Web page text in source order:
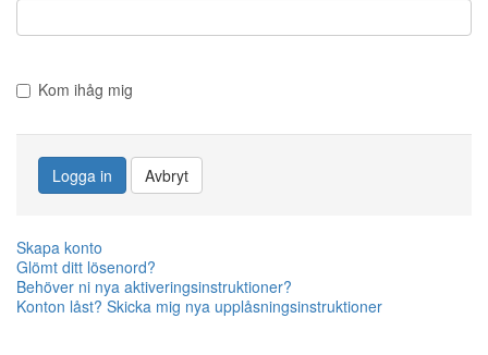
Kom ihåg mig
Logga in Avbryt
Skapa konto
Glömt ditt lösenord?
Behöver ni nya aktiveringsinstruktioner?
Konton låst? Skicka mig nya upplåsningsinstruktioner